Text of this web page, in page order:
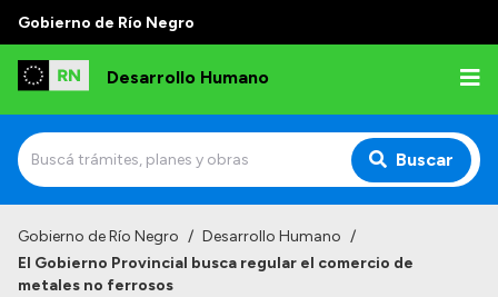
Gobierno de Río Negro
Desarrollo Humano
Buscar
Institucional
Gobierno de Río Negro / Desarrollo Humano /
El Gobierno Provincial busca regular el comercio de
metales no ferrosos